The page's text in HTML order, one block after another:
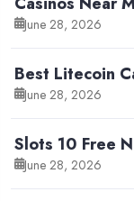
June 28, 2026
Best Litecoin
June 28, 2026
Slots 10 Free
June 28, 2026